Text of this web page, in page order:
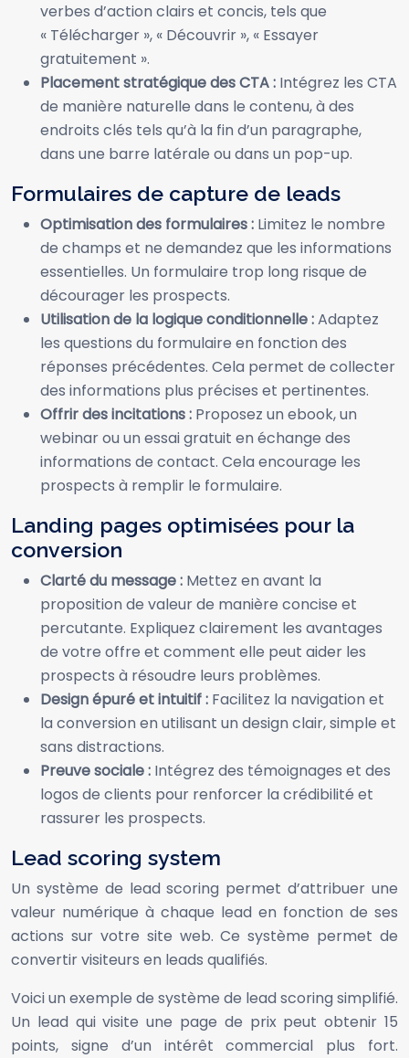
verbes d’action clairs et concis, tels que
« Télécharger », « Découvrir », « Essayer
gratuitement ».
Placement stratégique des CTA : Intégrez les CTA
de manière naturelle dans le contenu, à des
endroits clés tels qu’à la fin d’un paragraphe,
dans une barre latérale ou dans un pop-up.
Formulaires de capture de leads
Optimisation des formulaires : Limitez le nombre
de champs et ne demandez que les informations
essentielles. Un formulaire trop long risque de
décourager les prospects.
Utilisation de la logique conditionnelle :Adaptez
les questions du formulaire en fonction des
réponses précédentes. Cela permet de collecter
des informations plus précises et pertinentes.
Offrir des incitations : Proposez un ebook, un
webinar ou un essai gratuit en échange des
informations de contact. Cela encourage les
prospects à remplir le formulaire.
Landing pages optimisées pour la
conversion
Clarté du message : Mettez en avant la
proposition de valeur de manière concise et
percutante. Expliquez clairement les avantages
de votre offre et comment elle peut aider les
prospects à résoudre leurs problèmes.
Design épuré et intuitif : Facilitez la navigation et
la conversion en utilisant un design clair, simple et
sans distractions.
Preuve sociale : Intégrez des témoignages et des
logos de clients pour renforcer la crédibilité et
rassurer les prospects.
Lead scoring system
Un système de lead scoring permet d’attribuer une
valeur numérique à chaque lead en fonction de ses
actions sur votre site web. Ce système permet de
convertir visiteurs en leads qualifiés.
Voici un exemple de système de lead scoring simplifié.
Un lead qui visite une page de prix peut obtenir 15
points, signe d’un intérêt commercial plus fort.